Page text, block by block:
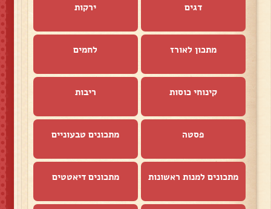
דגים ירקות
מתכון לאורז לחמים
קינוחי כוסות ריבות
פסטה מתכונים טבעוניים
מתכונים למנות ראשונות מתכונים דיאטטים